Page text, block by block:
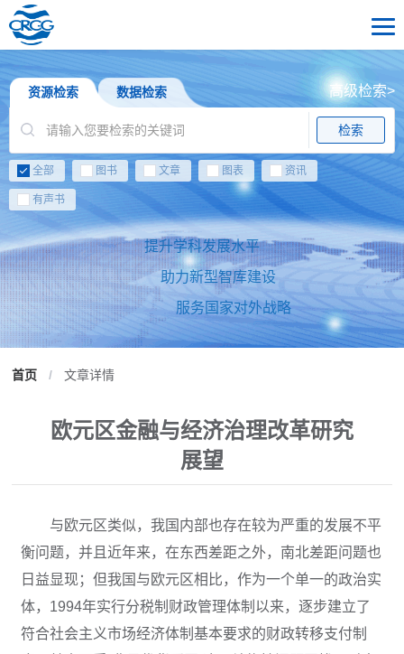
资源检索 数据检索
检索
高级检索>
全部 图书 文章 图表 资讯
有声书
提升学科发展水平
助力新型智库建设
服务国家对外战略
首页 / 文章详情
欧元区金融与经济治理改革研究
展望
与欧元区类似，我国内部也存在较为严重的发展不平
衡问题，并且近年来，在东西差距之外，南北差距问题也
日益显现；但我国与欧元区相比，作为一个单一的政治实
体，1994年实行分税制财政管理体制以来，逐步建立了
符合社会主义市场经济体制基本要求的财政转移支付制